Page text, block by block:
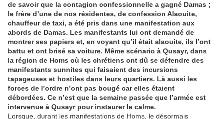
de savoir que la contagion confessionnelle a gagné Damas ;
le frère d’une de nos résidentes, de confession Alaouite,
chauffeur de taxi, a été pris dans une manifestation aux
abords de Damas. Les manifestants lui ont demandé de
montrer ses papiers et, en voyant qu’il était alaouite, ils l’ont
battu et ont brisé sa voiture. Même scénario à Qusayr, dans
la région de Homs où les chrétiens ont dû se défendre des
manifestants sunnites qui faisaient des incursions
tapageuses et hostiles dans leurs quartiers. Là aussi les
forces de l’ordre n’ont pas bougé car elles étaient
débordées. Ce n’est que la semaine passée que l’armée est
intervenue à Qusayr pour instaurer le calme.
Lorsque, durant les manifestations de Homs, le désormais